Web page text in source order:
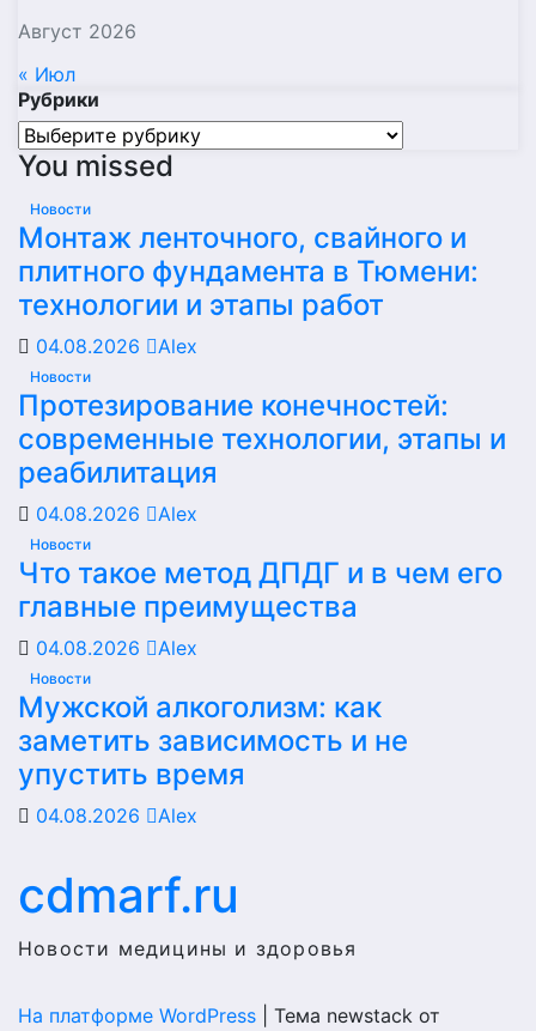
Август 2026
« Июл
Рубрики
Рубрики
You missed
Новости
Монтаж ленточного, свайного и
плитного фундамента в Тюмени:
технологии и этапы работ
04.08.2026 Alex
Новости
Протезирование конечностей:
современные технологии, этапы и
реабилитация
04.08.2026 Alex
Новости
Что такое метод ДПДГ и в чем его
главные преимущества
04.08.2026 Alex
Новости
Мужской алкоголизм: как
заметить зависимость и не
упустить время
04.08.2026 Alex
cdmarf.ru
Новости медицины и здоровья
На платформе WordPress Тема newstack от